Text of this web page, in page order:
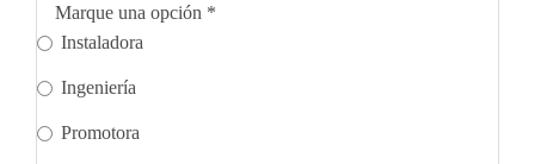
Marque una opción *
Instaladora
Ingeniería
Promotora